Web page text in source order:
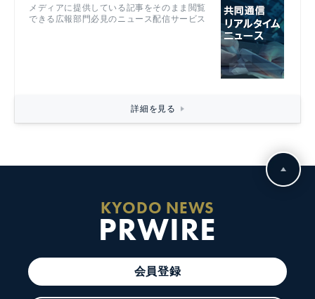
メディアに提供している記事をそのまま閲覧
できる広報部門必見のニュース配信サービス
詳細を見る
KYODO NEWS
PRWIRE
会員登録